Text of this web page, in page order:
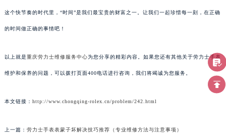
这个快节奏的时代里，“时间”是我们最宝贵的财富之一。让我们一起珍惜每一刻，在正确
的时间做正确的事情吧！
以上就是重庆劳力士维修服务中心为您分享的精彩内容。如果您还有其他关于劳力士手表
维护和保养的问题，可以拨打页面400电话进行咨询，我们将竭诚为您服务。
本文链接： http://www.chongqing-rolex.cn/problem/242.html
上一篇： 劳力士手表表蒙子坏解决技巧推荐（专业维修方法与注意事项）